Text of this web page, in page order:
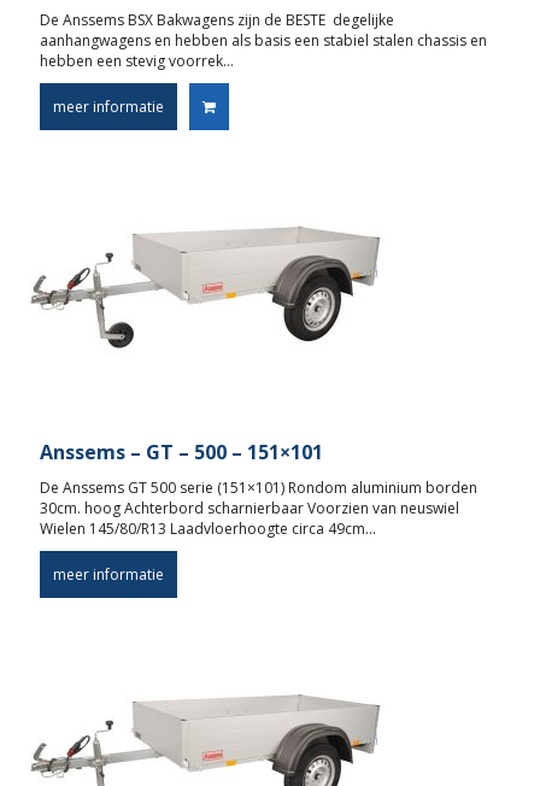
De Anssems BSX Bakwagens zijn de BESTE degelijke
aanhangwagens en hebben als basis een stabiel stalen chassis en
hebben een stevig voorrek…
meer informatie
Anssems – GT – 500 – 151×101
De Anssems GT 500 serie (151×101) Rondom aluminium borden
30cm. hoog Achterbord scharnierbaar Voorzien van neuswiel
Wielen 145/80/R13 Laadvloerhoogte circa 49cm…
meer informatie